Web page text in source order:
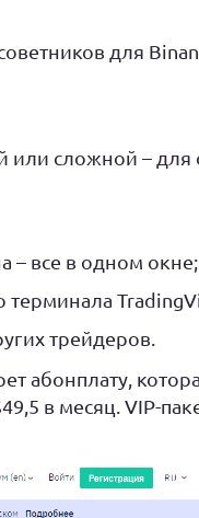
для
или сложной – для
– все в одном окне;
трейдеров.
абонплату,
в месяц. VIP-